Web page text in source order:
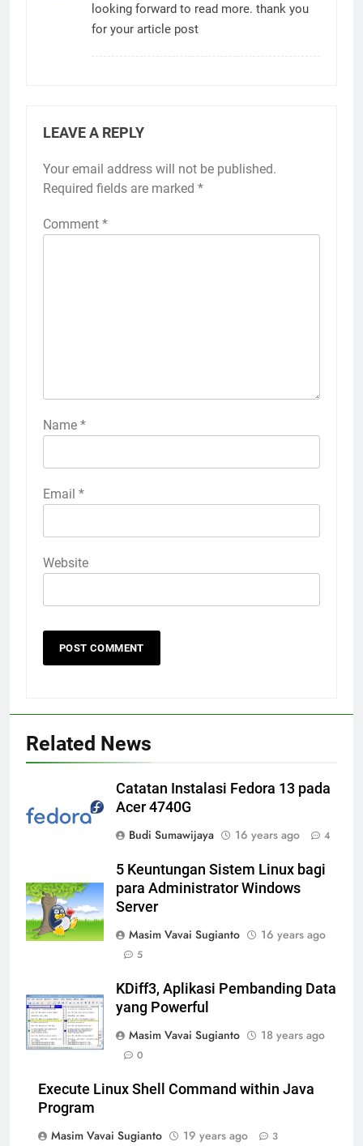
looking forward to read more. thank you
for your article post
LEAVE A REPLY
Your email address will not be published.
Required fields are marked *
Comment *
Name *
Email *
Website
Related News
Catatan Instalasi Fedora 13 pada
Acer 4740G
Budi Sumawijaya
16 years ago 4
5 Keuntungan Sistem Linux bagi
para Administrator Windows
Server
Masim Vavai Sugianto
16 years ago
5
KDiff3, Aplikasi Pembanding Data
yang Powerful
Masim Vavai Sugianto
18 years ago
0
Execute Linux Shell Command within Java
Program
Masim Vavai Sugianto
19 years ago 3